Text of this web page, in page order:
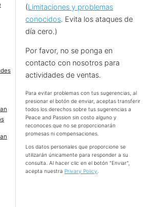
(Limitaciones y problemas
conocidos. Evita los ataques de
día cero.)
Por favor, no se ponga en
contacto con nosotros para
actividades de ventas.
Para evitar problemas con tus sugerencias, al
presionar el botón de enviar, aceptas transferir
todos los derechos sobre tus sugerencias a
Peace and Passion sin costo alguno y
reconoces que no se proporcionarán
promesas ni compensaciones.
Los datos personales que proporcione se
utilizarán únicamente para responder a su
consulta. Al hacer clic en el botón "Enviar",
acepta nuestra Privary Policy